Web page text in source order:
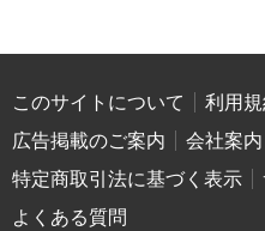
このサイトについて 利用
広告掲載のご案内
会社案内
特定商取引法に基づく表示
よくある質問